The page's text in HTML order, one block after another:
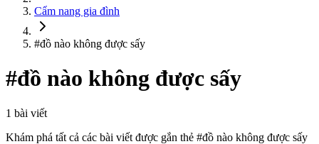
Cẩm nang gia đình
#đồ nào không được sấy
#đồ nào không được sấy
1 bài viết
Khám phá tất cả các bài viết được gắn thẻ #đồ nào không được sấy